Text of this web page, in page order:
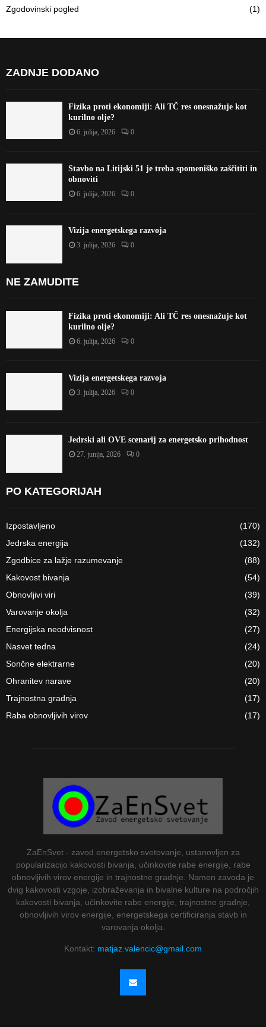
Zgodovinski pogled
(1)
ZADNJE DODANO
Fizika proti ekonomiji: Ali TČ res onesnažuje kot
kurilno olje?
6. julija, 2026 0
Stavbo na Litijski 51 je treba spomeniško zaščititi in
obnoviti
6. julija, 2026 0
Vizija energetskega razvoja
3. julija, 2026 0
NE ZAMUDITE
Fizika proti ekonomiji: Ali TČ res onesnažuje kot
kurilno olje?
6. julija, 2026 0
Vizija energetskega razvoja
3. julija, 2026 0
Jedrski ali OVE scenarij za energetsko prihodnost
27. junija, 2026 0
PO KATEGORIJAH
Izpostavljeno
(170)
Jedrska energija
(132)
Zgodbice za lažje razumevanje
(88)
Kakovost bivanja
(54)
Obnovljivi viri
(39)
Varovanje okolja
(32)
Energijska neodvisnost
(27)
Nasvet tedna
(24)
Sončne elektrarne
(20)
Ohranitev narave
(20)
Trajnostna gradnja
(17)
Raba obnovljivih virov
(17)
ZaEnSvet - zavod energetsko svetovanje, ustanovljen za
popularizacijo kakovosti bivanja, učinkovite rabe energije, rabe
obnovljivih virov energije in trajnostne gradnje. Namen zavoda je
dvig kakovosti vzgoje, izobraževanja in bivalne kulture na področjih
kakovosti bivanja, učinkovite rabe energije, trajnostne gradnje,
obnovljivih virov energije, energetskega certificiranja stavb in
varovanja okolja.
Kontakt: matjaz.valencic@gmail.com